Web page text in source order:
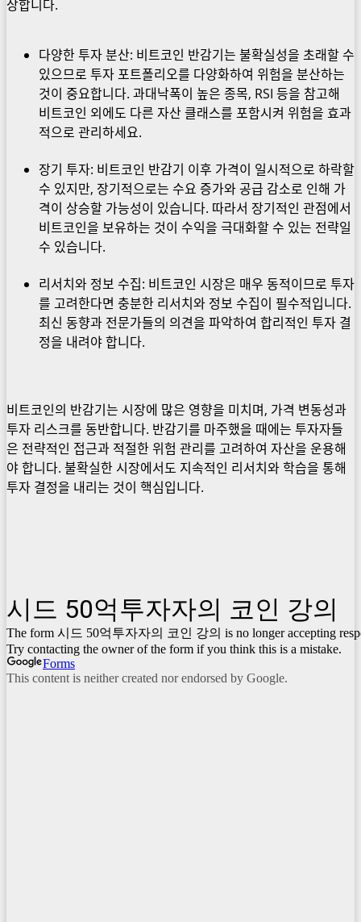
상합니다.
다양한 투자 분산: 비트코인 반감기는 불확실성을 초래할 수
있으므로 투자 포트폴리오를 다양화하여 위험을 분산하는
것이 중요합니다. 과대낙폭이 높은 종목, RSI 등을 참고해
비트코인 외에도 다른 자산 클래스를 포함시켜 위험을 효과
적으로 관리하세요.
장기 투자: 비트코인 반감기 이후 가격이 일시적으로 하락할
수 있지만, 장기적으로는 수요 증가와 공급 감소로 인해 가
격이 상승할 가능성이 있습니다. 따라서 장기적인 관점에서
비트코인을 보유하는 것이 수익을 극대화할 수 있는 전략일
수 있습니다.
리서치와 정보 수집: 비트코인 시장은 매우 동적이므로 투자
를 고려한다면 충분한 리서치와 정보 수집이 필수적입니다.
최신 동향과 전문가들의 의견을 파악하여 합리적인 투자 결
정을 내려야 합니다.
비트코인의 반감기는 시장에 많은 영향을 미치며, 가격 변동성과
투자 리스크를 동반합니다. 반감기를 마주했을 때에는 투자자들
은 전략적인 접근과 적절한 위험 관리를 고려하여 자산을 운용해
야 합니다. 불확실한 시장에서도 지속적인 리서치와 학습을 통해
투자 결정을 내리는 것이 핵심입니다.